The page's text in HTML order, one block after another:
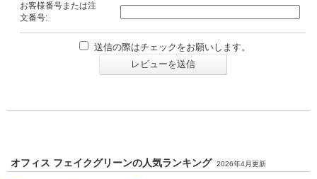
お客様番号または注
文番号:
送信の際はチェックをお願いします。
レビューを送信
オフィス フェイクグリーンの人気ランキング 2026年4月更新